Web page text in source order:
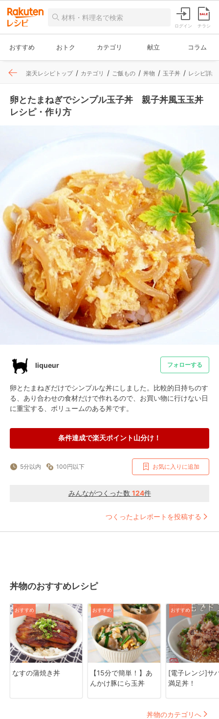
ログイン チラシ
おすすめ おトク カテゴリ 献立 コラム
楽天レシピトップ カテゴリ ご飯もの 丼物 玉子丼 レシピ詳細
卵とたまねぎでシンプル玉子丼 親子丼風玉玉丼
レシピ・作り方
liqueur フォローする
卵とたまねぎだけでシンプルな丼にしました。比較的日持ちのす
る、あり合わせの食材だけで作れるので、お買い物に行けない日
に重宝する、ボリュームのある丼です。
条件達成で楽天ポイント山分け！
5分以内 100円以下 お気に入りに追加
みんながつくった数 124件
つくったよレポートを投稿する
丼物のおすすめレシピ
おすすめ
なすの蒲焼き丼
おすすめ
【15分で簡単！】あ
んかけ豚にら玉丼
おすすめ
[電子レンジ]サ
満足丼！
丼物のカテゴリへ